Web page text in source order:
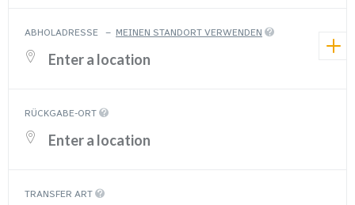
ABHOLADRESSE – MEINEN STANDORT VERWENDEN
RÜCKGABE-ORT
TRANSFER ART